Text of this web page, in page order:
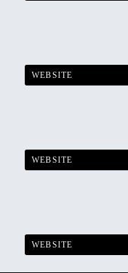
WEBSITE
WEBSITE
WEBSITE